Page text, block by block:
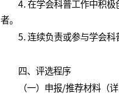
4. 在学会科普工作中积
者。
5. 连续负责或参与学会科
四、评选程序
（一）申报/推荐材料（